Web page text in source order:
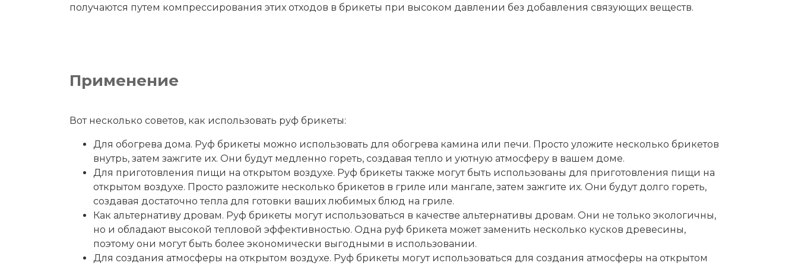
получаются путем компрессирования этих отходов в брикеты при высоком давлении без добавления связующих веществ.
Применение
Вот несколько советов, как использовать руф брикеты:
Для обогрева дома. Руф брикеты можно использовать для обогрева камина или печи. Просто уложите несколько брикетов
внутрь, затем зажгите их. Они будут медленно гореть, создавая тепло и уютную атмосферу в вашем доме.
Для приготовления пищи на открытом воздухе. Руф брикеты также могут быть использованы для приготовления пищи на
открытом воздухе. Просто разложите несколько брикетов в гриле или мангале, затем зажгите их. Они будут долго гореть,
создавая достаточно тепла для готовки ваших любимых блюд на гриле.
Как альтернативу дровам. Руф брикеты могут использоваться в качестве альтернативы дровам. Они не только экологичны,
но и обладают высокой тепловой эффективностью. Одна руф брикета может заменить несколько кусков древесины,
поэтому они могут быть более экономически выгодными в использовании.
Для создания атмосферы на открытом воздухе. Руф брикеты могут использоваться для создания атмосферы на открытом